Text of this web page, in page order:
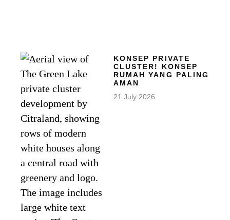
KONSEP PRIVATE
CLUSTER! KONSEP
RUMAH YANG PALING
AMAN
21 July 2026